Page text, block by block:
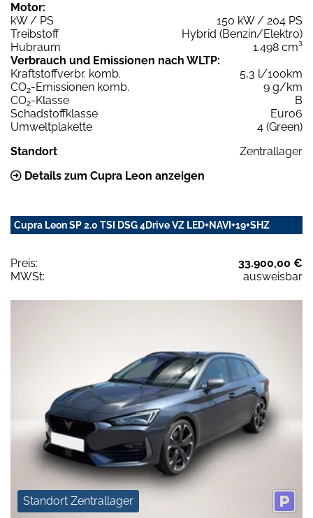
Motor:
kW / PS
150 kW / 204 PS
Treibstoff
Hybrid (Benzin/Elektro)
Hubraum
1.498 cm³
Verbrauch und Emissionen nach WLTP:
Kraftstoffverbr. komb.
5,3 l/100km
CO2-Emissionen komb.
9 g/km
CO2-Klasse
B
Schadstoffklasse
Euro6
Umweltplakette
4 (Green)
Standort
Zentrallager
Details zum Cupra Leon anzeigen
Cupra Leon SP 2.0 TSI DSG 4Drive VZ LED+NAVI+19+SHZ
Preis:
33.900,00 €
MWSt:
ausweisbar
Standort Zentrallager